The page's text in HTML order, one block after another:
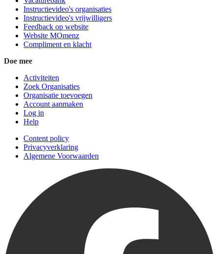
Instructievideo's organisaties
Instructievideo's vrijwilligers
Feedback op website
Website MOmenz
Compliment en klacht
Doe mee
Activiteiten
Zoek Organisaties
Organisatie toevoegen
Account aanmaken
Log in
Help
Content policy
Privacyverklaring
Algemene Voorwaarden